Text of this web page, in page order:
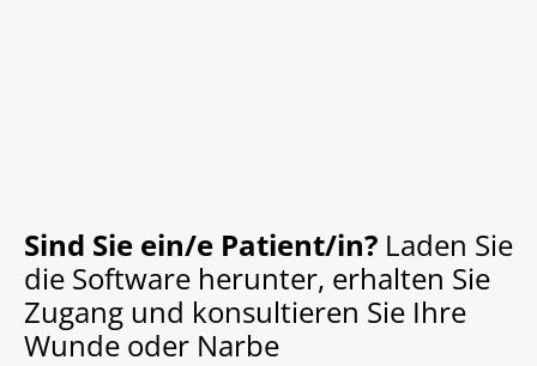
Sind Sie ein/e Patient/in? Laden Sie
die Software herunter, erhalten Sie
Zugang und konsultieren Sie Ihre
Wunde oder Narbe